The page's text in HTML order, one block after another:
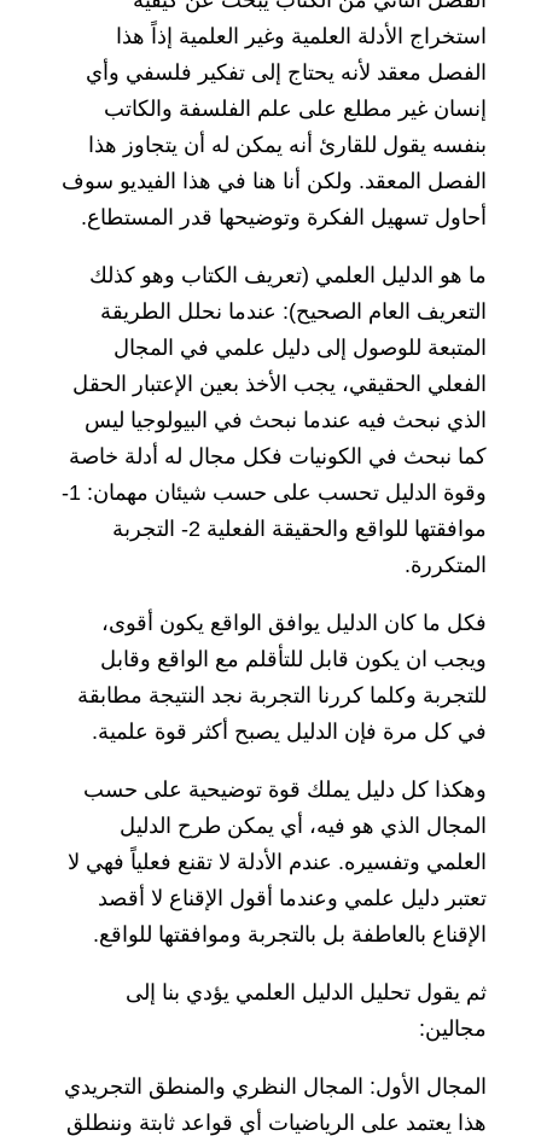
استخراج الأدلة العلمية وغير العلمية إذاً هذا
الفصل معقد لأنه يحتاج إلى تفكير فلسفي وأي
إنسان غير مطلع على علم الفلسفة والكاتب
بنفسه يقول للقارئ أنه يمكن له أن يتجاوز هذا
الفصل المعقد. ولكن أنا هنا في هذا الفيديو سوف
أحاول تسهيل الفكرة وتوضيحها قدر المستطاع.
ما هو الدليل العلمي (تعريف الكتاب وهو كذلك
التعريف العام الصحيح): عندما نحلل الطريقة
المتبعة للوصول إلى دليل علمي في المجال
الفعلي الحقيقي، يجب الأخذ بعين الإعتبار الحقل
الذي نبحث فيه عندما نبحث في البيولوجيا ليس
كما نبحث في الكونيات فكل مجال له أدلة خاصة
وقوة الدليل تحسب على حسب شيئان مهمان: 1-
موافقتها للواقع والحقيقة الفعلية 2- التجربة
المتكررة.
فكل ما كان الدليل يوافق الواقع يكون أقوى،
ويجب ان يكون قابل للتأقلم مع الواقع وقابل
للتجربة وكلما كررنا التجربة نجد النتيجة مطابقة
في كل مرة فإن الدليل يصبح أكثر قوة علمية.
وهكذا كل دليل يملك قوة توضيحية على حسب
المجال الذي هو فيه، أي يمكن طرح الدليل
العلمي وتفسيره. عندم الأدلة لا تقنع فعلياً فهي لا
تعتبر دليل علمي وعندما أقول الإقناع لا أقصد
الإقناع بالعاطفة بل بالتجربة وموافقتها للواقع.
ثم يقول تحليل الدليل العلمي يؤدي بنا إلى
مجالين:
المجال الأول: المجال النظري والمنطق التجريدي
هذا يعتمد على الرياضيات أي قواعد ثابتة وننطلق